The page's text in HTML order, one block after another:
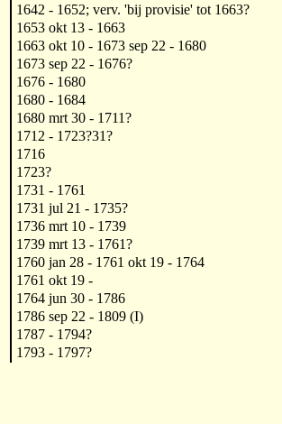
1642 - 1652; verv. 'bij provisie' tot 1663?
1653 okt 13 - 1663
1663 okt 10 - 1673 sep 22 - 1680
1673 sep 22 - 1676?
1676 - 1680
1680 - 1684
1680 mrt 30 - 1711?
1712 - 1723?31?
1716
1723?
1731 - 1761
1731 jul 21 - 1735?
1736 mrt 10 - 1739
1739 mrt 13 - 1761?
1760 jan 28 - 1761 okt 19 - 1764
1761 okt 19 -
1764 jun 30 - 1786
1786 sep 22 - 1809 (I)
1787 - 1794?
1793 - 1797?